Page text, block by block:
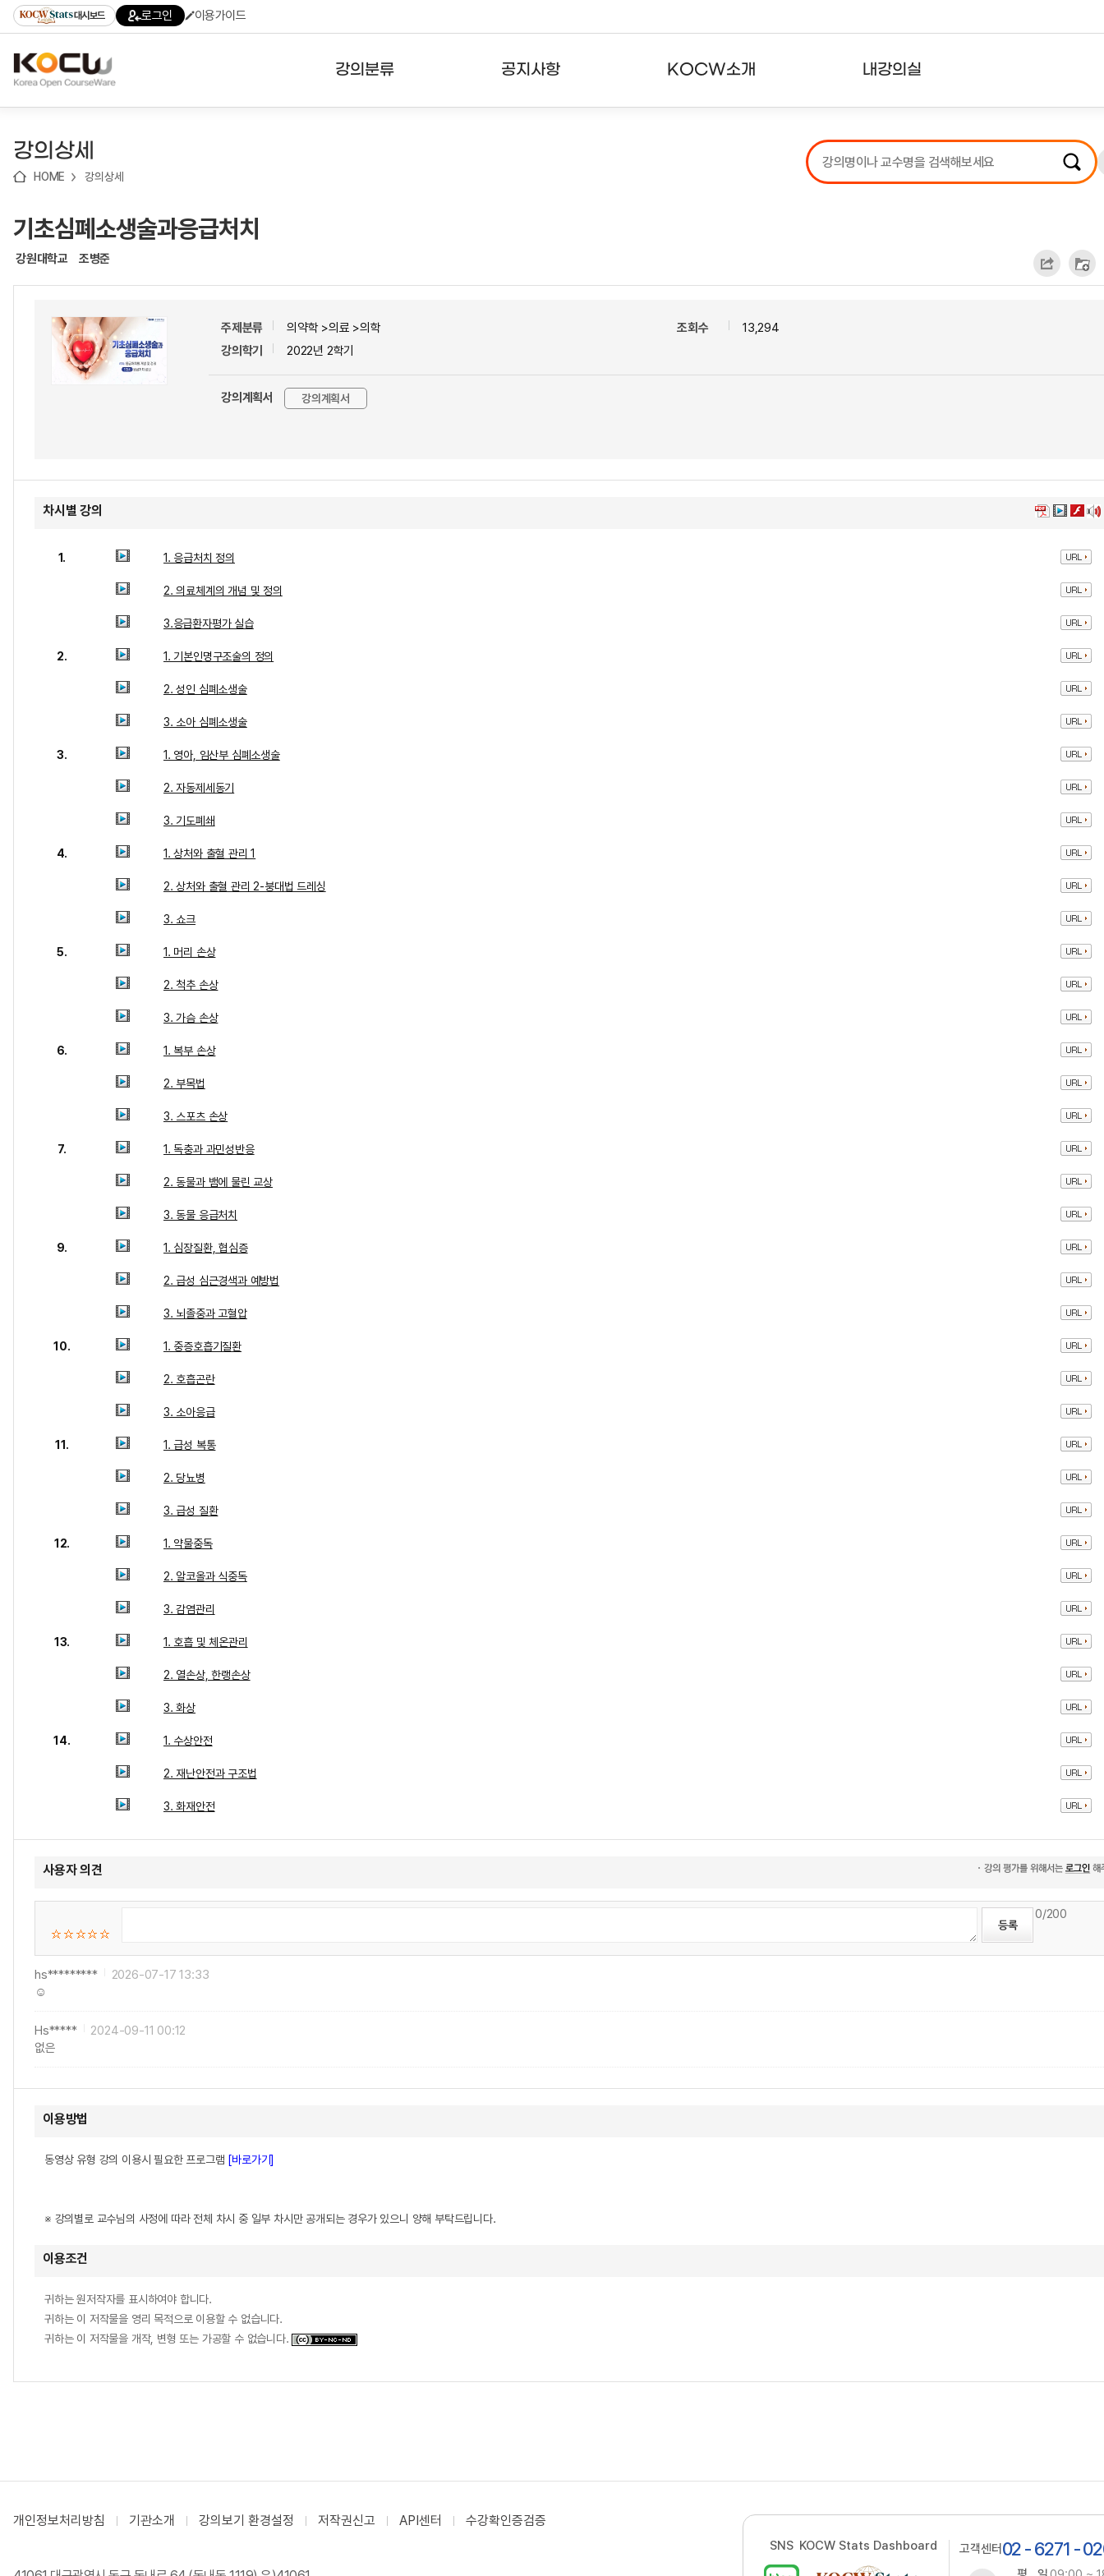
기
기
기
content)
가
대시보드 로그인 이용가이드
강의분류 공지사항 KOCW소개 내강의실
강의리스트
수강확인증강의
강의상세
HOME 강의상세
기초심폐소생술과응급처치
강원대학교 조병준
주제분류
의약학 >의료 >의학
강의학기
2022년 2학기
조회수 13,294
강의계획서 강의계획서
차시별 강의
1. 1. 응급처치 정의
2. 의료체계의 개념 및 정의
3.응급환자평가 실습
2. 1. 기본인명구조술의 정의
2. 성인 심폐소생술
3. 소아 심폐소생술
3. 1. 영아, 임산부 심폐소생술
2. 자동제세동기
3. 기도폐쇄
4. 1. 상처와 출혈 관리 1
2. 상처와 출혈 관리 2-붕대법 드레싱
3. 쇼크
5. 1. 머리 손상
2. 척추 손상
3. 가슴 손상
6. 1. 복부 손상
2. 부목법
3. 스포츠 손상
7. 1. 독충과 과민성반응
2. 동물과 뱀에 물린 교상
3. 동물 응급처치
9. 1. 심장질환, 협심증
2. 급성 심근경색과 예방법
3. 뇌졸중과 고혈압
10. 1. 중증호흡기질환
2. 호흡곤란
3. 소아응급
11. 1. 급성 복통
2. 당뇨병
3. 급성 질환
12. 1. 약물중독
2. 알코올과 식중독
3. 감염관리
13. 1. 호흡 및 체온관리
2. 열손상, 한랭손상
3. 화상
14. 1. 수상안전
2. 재난안전과 구조법
3. 화재안전
사용자 의견
0/200
hs*********
2026-07-17 13:33
☺️
Hs*****
2024-09-11 00:12
없은
이용방법
동영상 유형 강의 이용시 필요한 프로그램 [바로가기]
※ 강의별로 교수님의 사정에 따라 전체 차시 중 일부 차시만 공개되는 경우가 있으니 양해 부탁드립니다.
이용조건
귀하는 원저작자를 표시하여야 합니다.
귀하는 이 저작물을 영리 목적으로 이용할 수 없습니다.
귀하는 이 저작물을 개작, 변형 또는 가공할 수 없습니다.
개인정보처리방침 기관소개 강의보기 환경설정 저작권신고 API센터 수강확인증검증
SNS KOCW Stats Dashboard 고객센터 02 - 6271 -